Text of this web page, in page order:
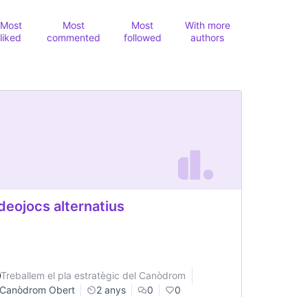
Most
liked
Most
commented
Most
followed
With more
authors
alternatius
Treballem el pla estratègic del Canòdrom
Canòdrom Obert
2 anys 0 0